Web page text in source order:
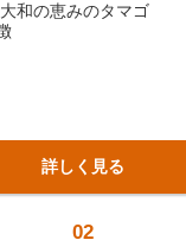
和の恵みのタマゴ
詳しく見る
02